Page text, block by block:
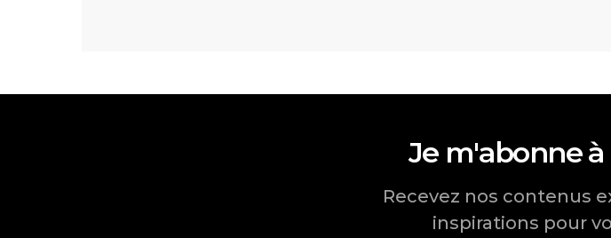
Je m'abonne
Recevez nos contenus
inspirations pour